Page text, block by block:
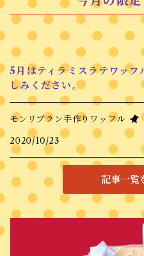
5月はティラミスラテワッフ
しみください。
モンリブラン手作りワッフル
2020/10/23
記事一覧